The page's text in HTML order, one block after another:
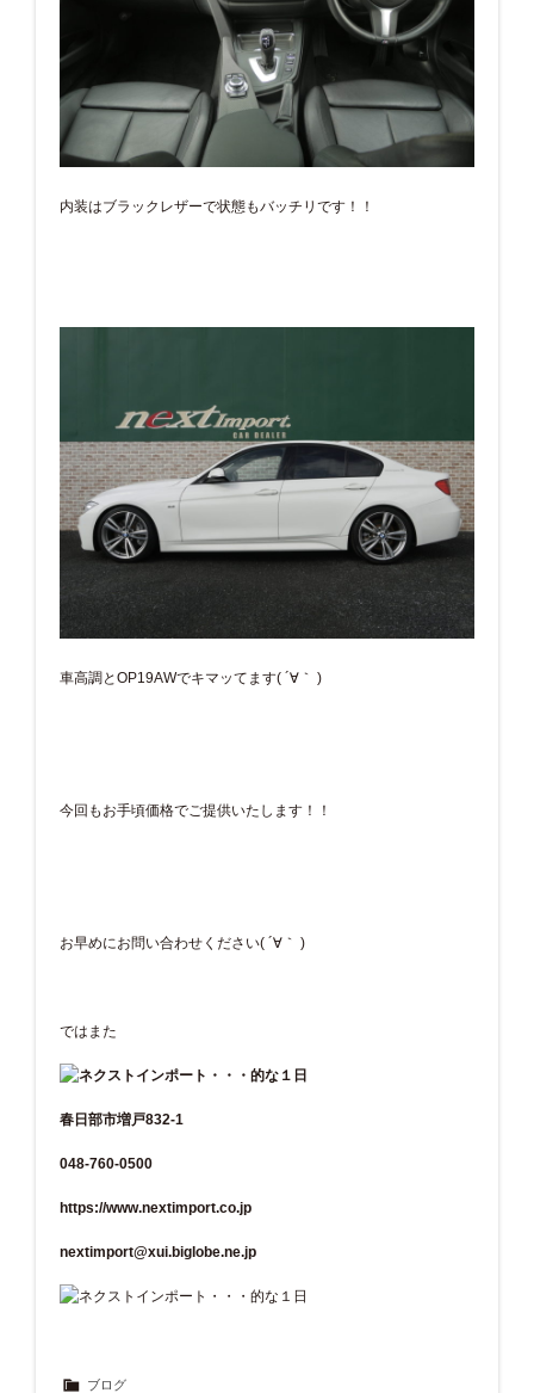
内装はブラックレザーで状態もバッチリです！！
車高調とOP19AWでキマッてます( ´∀｀ )
今回もお手頃価格でご提供いたします！！
お早めにお問い合わせください( ´∀｀ )
ではまた
春日部市増戸832-1
048-760-0500
https://www.nextimport.co.jp
nextimport@xui.biglobe.ne.jp
ブログ